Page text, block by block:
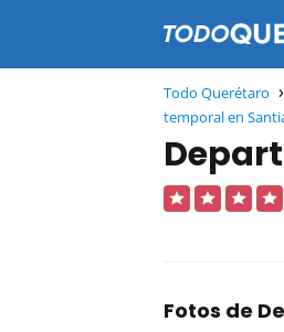
Todo Querétaro
temporal en
Fotos de